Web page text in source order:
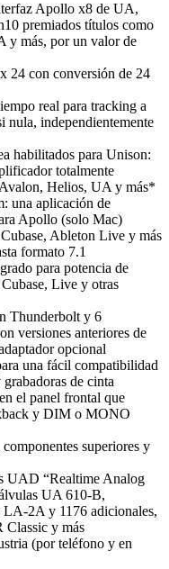
Apollo x8 de UA,
premiados títulos como
y más, por un valor de
24 con conversión de 24
real para tracking a
nula, independientemente
habilitados para Unison:
totalmente
Helios, UA y más*
una aplicación de
Apollo (solo Mac)
Ableton Live y más
formato 7.1
para potencia de
Live y otras
Thunderbolt y 6
versiones anteriores de
opcional
una fácil compatibilidad
de cinta
el panel frontal que
y DIM o MONO
superiores y
UAD “Realtime Analog
UA 610-B,
LA-2A y 1176 adicionales,
y más
(por teléfono y en